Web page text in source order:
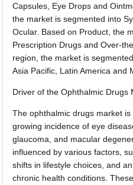
Capsules, Eye Drops and
the market is segmented into
Ocular. Based on Product, the
Prescription Drugs and Over-
region, the market is
Asia Pacific, Latin America and
Driver of the Ophthalmic Drugs
The ophthalmic drugs market
growing incidence of eye
glaucoma, and macular
influenced by various factors,
shifts in lifestyle choices, and
chronic health conditions.